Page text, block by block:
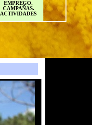
EMPREGO.
CAMPAÑAS.
ACTIVIDADES